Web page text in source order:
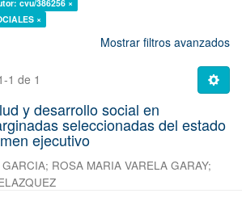
cvu/386256 ×
×
Mostrar filtros avanzados
1 de 1
y desarrollo social en
seleccionadas del estado
ejecutivo
; ROSA MARIA VARELA GARAY;